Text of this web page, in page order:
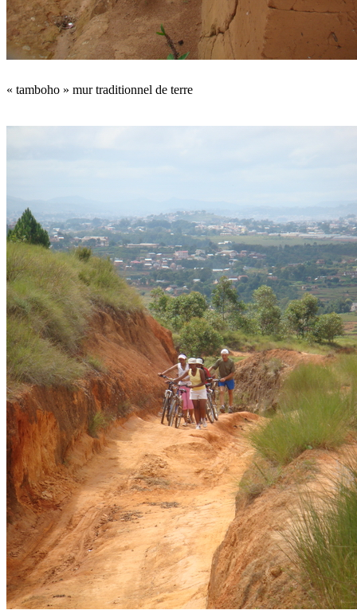
« tamboho » mur traditionnel de terre